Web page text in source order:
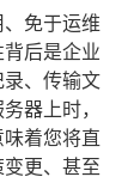
、免于运维
后是企业
、传输文
器上时，
着您将直
更、甚至